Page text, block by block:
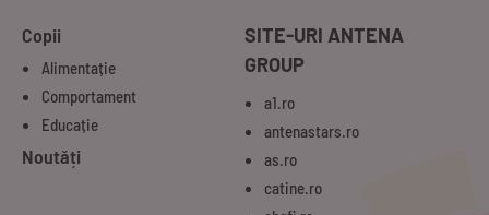
Copii
Alimentație
Comportament
Educație
Noutăți
SITE-URI ANTENA
GROUP
a1.ro
antenastars.ro
as.ro
catine.ro